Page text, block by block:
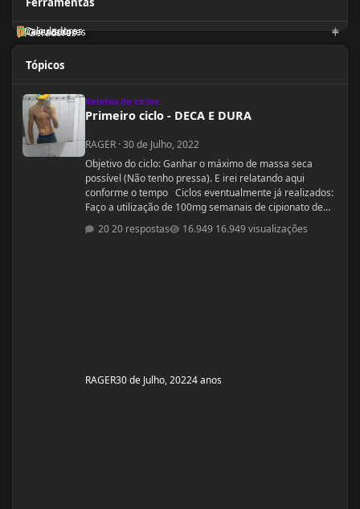
Geradores
Orientadores
Calculadoras
Tópicos
Relatos de ciclos
Primeiro ciclo - DECA E DURA
RAGER ·30 de Julho, 2022
Objetivo do ciclo: Ganhar o máximo de massa seca
possível (Não tenho pressa). E irei relatando aqui
conforme o tempo Ciclos eventualmente já realizados:
Faço a utilização de 100mg semanais de cipionato de
testosterona a 1 ano (TRT legítima) em decorrência de
hipofunção testiscular diagnosticada e que já foi
20 respostas 16.949 visualizações
RAGER30 de Julho, 20224 anos